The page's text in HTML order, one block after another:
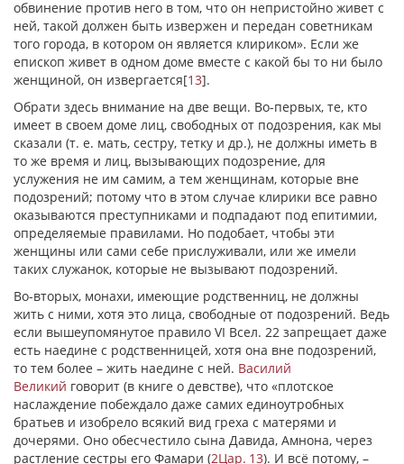
обвинение против него в том, что он непристойно живет с
ней, такой должен быть извержен и передан советникам
того города, в котором он является клириком». Если же
епископ живет в одном доме вместе с какой бы то ни было
женщиной, он извергается[13].
Обрати здесь внимание на две вещи. Во-первых, те, кто
имеет в своем доме лиц, свободных от подозрения, как мы
сказали (т. е. мать, сестру, тетку и др.), не должны иметь в
то же время и лиц, вызывающих подозрение, для
услужения не им самим, а тем женщинам, которые вне
подозрений; потому что в этом случае клирики все равно
оказываются преступниками и подпадают под епитимии,
определяемые правилами. Но подобает, чтобы эти
женщины или сами себе прислуживали, или же имели
таких служанок, которые не вызывают подозрений.
Во-вторых, монахи, имеющие родственниц, не должны
жить с ними, хотя это лица, свободные от подозрений. Ведь
если вышеупомянутое правило VI Всел. 22 запрещает даже
есть наедине с родственницей, хотя она вне подозрений,
то тем более – жить наедине с ней. Василий
Великий говорит (в книге о девстве), что «плотское
наслаждение побеждало даже самих единоутробных
братьев и изобрело всякий вид греха с матерями и
дочерями. Оно обесчестило сына Давида, Амнона, через
растление сестры его Фамари (2Цар. 13). И всё потому, –